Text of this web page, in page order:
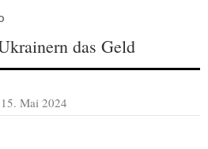
das Geld
Mai 2024